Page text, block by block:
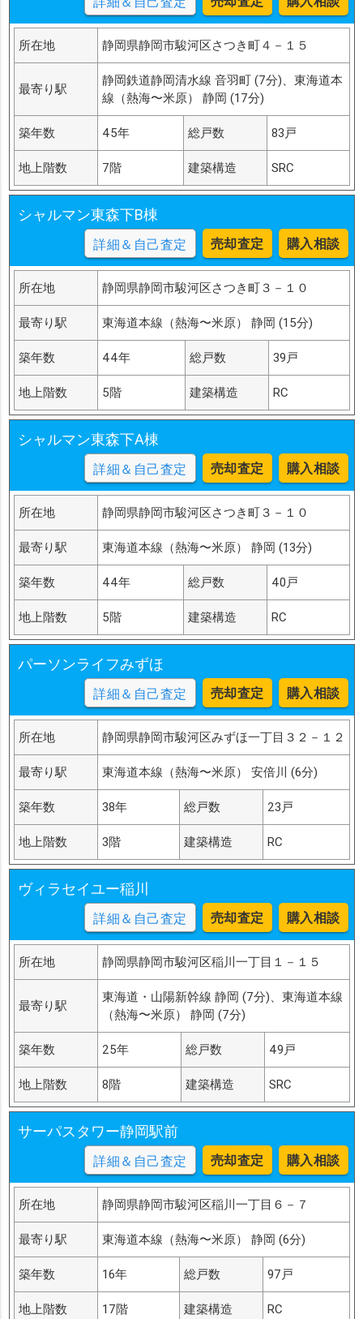
所在地 静岡県静岡市駿河区さつき町４－１５
最寄り駅
静岡鉄道静岡清水線 音羽町 (7分)、東海道本
線（熱海〜米原） 静岡 (17分)
築年数 45年 総戸数 83戸
地上階数 7階 建築構造 SRC
シャルマン東森下B棟
詳細＆自己査定 売却査定 購入相談
所在地 静岡県静岡市駿河区さつき町３－１０
最寄り駅 東海道本線（熱海〜米原） 静岡 (15分)
築年数 44年 総戸数 39戸
地上階数 5階 建築構造 RC
シャルマン東森下A棟
詳細＆自己査定 売却査定 購入相談
所在地 静岡県静岡市駿河区さつき町３－１０
最寄り駅 東海道本線（熱海〜米原） 静岡 (13分)
築年数 44年 総戸数 40戸
地上階数 5階 建築構造 RC
パーソンライフみずほ
詳細＆自己査定 売却査定 購入相談
所在地 静岡県静岡市駿河区みずほ一丁目３２－１２
最寄り駅 東海道本線（熱海〜米原） 安倍川 (6分)
築年数 38年 総戸数 23戸
地上階数 3階 建築構造 RC
ヴィラセイユー稲川
詳細＆自己査定 売却査定 購入相談
所在地 静岡県静岡市駿河区稲川一丁目１－１５
最寄り駅
東海道・山陽新幹線 静岡 (7分)、東海道本線
（熱海〜米原） 静岡 (7分)
築年数 25年 総戸数 49戸
地上階数 8階 建築構造 SRC
サーパスタワー静岡駅前
詳細＆自己査定 売却査定 購入相談
所在地 静岡県静岡市駿河区稲川一丁目６－７
最寄り駅 東海道本線（熱海〜米原） 静岡 (6分)
築年数 16年 総戸数 97戸
地上階数 17階 建築構造 RC